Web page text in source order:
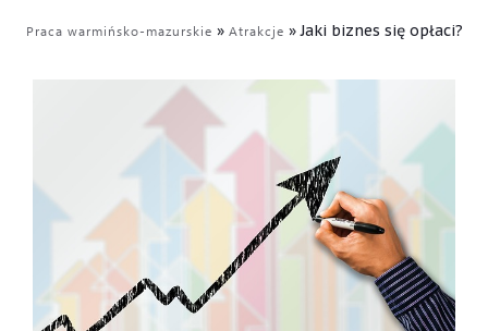
Praca warmińsko-mazurskie » Atrakcje »Jaki biznes się opłaci?